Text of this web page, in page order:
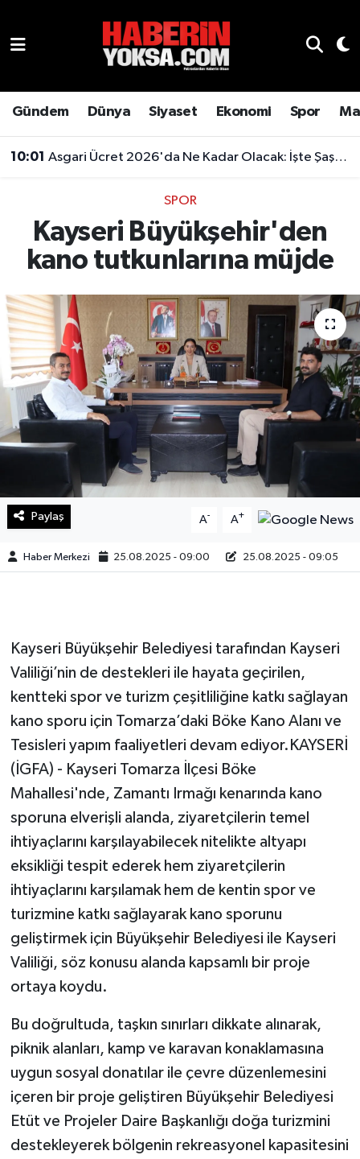
Gündem Dünya Siyaset Ekonomi Spor
10:01 Asgari Ücret 2026'da Ne Kadar Olacak: İşte Şaşırtan Rakam
SPOR
Kayseri Büyükşehir'den
kano tutkunlarına müjde
Paylaş A- A+
Haber Merkezi 25.08.2025 - 09:00 25.08.2025 - 09:05
Kayseri Büyükşehir Belediyesi tarafından Kayseri
Valiliği’nin de destekleri ile hayata geçirilen,
kentteki spor ve turizm çeşitliliğine katkı sağlayan
kano sporu için Tomarza’daki Böke Kano Alanı ve
Tesisleri yapım faaliyetleri devam ediyor.KAYSERİ
(İGFA) - Kayseri Tomarza İlçesi Böke
Mahallesi'nde, Zamantı Irmağı kenarında kano
sporuna elverişli alanda, ziyaretçilerin temel
ihtiyaçlarını karşılayabilecek nitelikte altyapı
eksikliği tespit ederek hem ziyaretçilerin
ihtiyaçlarını karşılamak hem de kentin spor ve
turizmine katkı sağlayarak kano sporunu
geliştirmek için Büyükşehir Belediyesi ile Kayseri
Valiliği, söz konusu alanda kapsamlı bir proje
ortaya koydu.
Bu doğrultuda, taşkın sınırları dikkate alınarak,
piknik alanları, kamp ve karavan konaklamasına
uygun sosyal donatılar ile çevre düzenlemesini
içeren bir proje geliştiren Büyükşehir Belediyesi
Etüt ve Projeler Daire Başkanlığı doğa turizmini
destekleyerek bölgenin rekreasyonel kapasitesini
Genel
Gündem
Magazin
Otomobil
Sağlık
Teknoloji
Hava Durumu
Son Dakika Haberleri
Haber Arşivi